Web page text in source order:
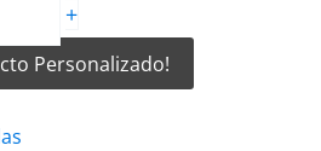
+
Personalizado!